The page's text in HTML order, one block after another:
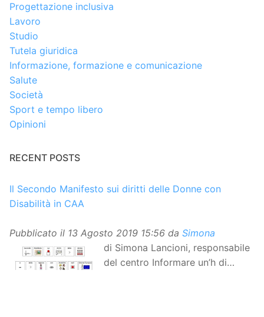
Progettazione inclusiva
Lavoro
Studio
Tutela giuridica
Informazione, formazione e comunicazione
Salute
Società
Sport e tempo libero
Opinioni
RECENT POSTS
Il Secondo Manifesto sui diritti delle Donne con
Disabilità in CAA
Pubblicato il 13 Agosto 2019 15:56 da Simona
di Simona Lancioni, responsabile
del centro Informare un’h di